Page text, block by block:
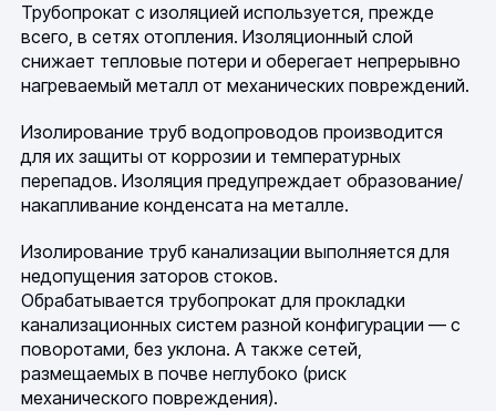
Трубопрокат с изоляцией используется, прежде
всего, в сетях отопления. Изоляционный слой
снижает тепловые потери и оберегает непрерывно
нагреваемый металл от механических повреждений.
Изолирование труб водопроводов производится
для их защиты от коррозии и температурных
перепадов. Изоляция предупреждает образование/
накапливание конденсата на металле.
Изолирование труб канализации выполняется для
недопущения заторов стоков.
Обрабатывается трубопрокат для прокладки
канализационных систем разной конфигурации — с
поворотами, без уклона. А также сетей,
размещаемых в почве неглубоко (риск
механического повреждения).